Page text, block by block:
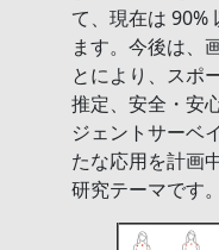
て、現在は 90%
ます。今後は、
とにより、スポ
推定、安全・安
ジェントサーベ
たな応用を計画
研究テーマです。